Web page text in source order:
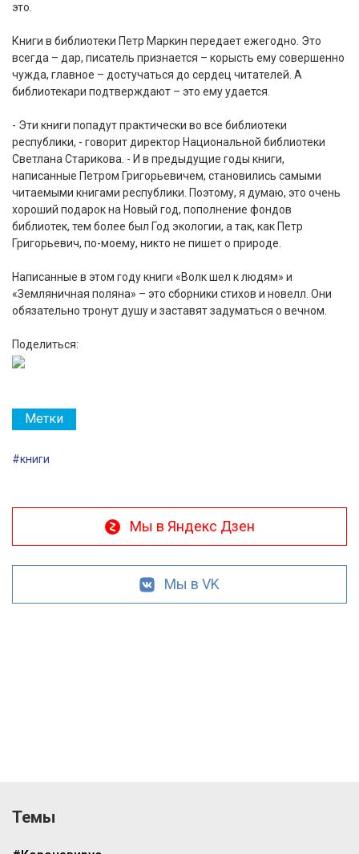
это.
Книги в библиотеки Петр Маркин передает ежегодно. Это
всегда – дар, писатель признается – корысть ему совершенно
чужда, главное – достучаться до сердец читателей. А
библиотекари подтверждают – это ему удается.
- Эти книги попадут практически во все библиотеки
республики, - говорит директор Национальной библиотеки
Светлана Старикова. - И в предыдущие годы книги,
написанные Петром Григорьевичем, становились самыми
читаемыми книгами республики. Поэтому, я думаю, это очень
хороший подарок на Новый год, пополнение фондов
библиотек, тем более был Год экологии, а так, как Петр
Григорьевич, по-моему, никто не пишет о природе.
Написанные в этом году книги «Волк шел к людям» и
«Земляничная поляна» – это сборники стихов и новелл. Они
обязательно тронут душу и заставят задуматься о вечном.
Поделиться:
Метки
#книги
Мы в Яндекс Дзен
Мы в VK
Темы